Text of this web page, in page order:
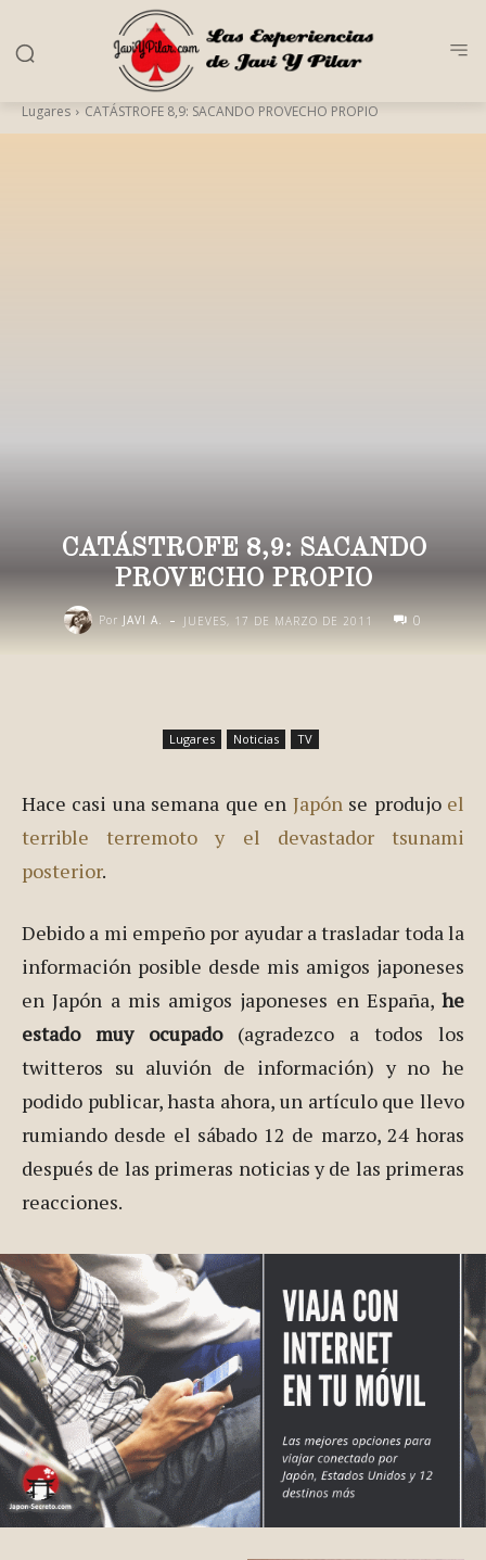
Lugares CATÁSTROFE 8,9: SACANDO PROVECHO PROPIO
CATÁSTROFE 8,9: SACANDO
PROVECHO PROPIO
Por JAVI A. - JUEVES, 17 DE MARZO DE 2011 0
Lugares Noticias TV
Hace casi una semana que en Japónse produjo el
terrible terremoto y el devastador tsunami
posterior.
Debido a mi empeño por ayudar a trasladar toda la
información posible desde mis amigos japoneses
en Japón a mis amigos japoneses en España, he
estado muy ocupado(agradezco a todos los
twitteros su aluvión de información) y no he
podido publicar, hasta ahora, un artículo que llevo
rumiando desde el sábado 12 de marzo, 24 horas
después de las primeras noticias y de las primeras
reacciones.